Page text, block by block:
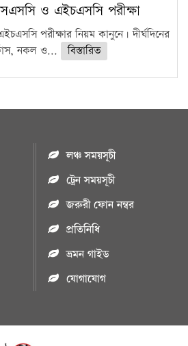
ও এইচএসসি পরীক্ষা
পরীক্ষার নিয়ম কানুনে। দীর্ঘদিনের
নকল ও...
বিস্তারিত
লঞ্চ সময়সূচী
ট্রেন সময়সূচী
জরুরী ফোন নম্বর
প্রতিনিধি
ভ্রমন গাইড
যোগাযোগ